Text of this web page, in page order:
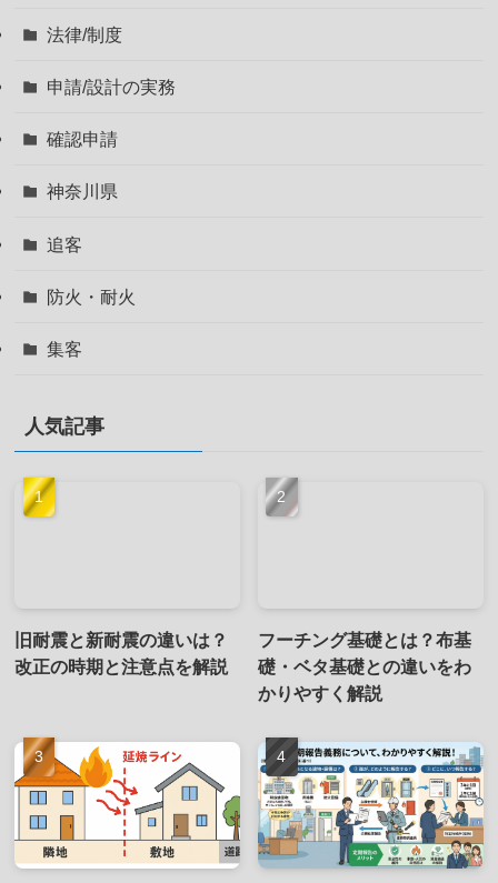
法律/制度
申請/設計の実務
確認申請
神奈川県
追客
防火・耐火
集客
人気記事
旧耐震と新耐震の違いは？
改正の時期と注意点を解説
フーチング基礎とは？布基
礎・ベタ基礎との違いをわ
かりやすく解説